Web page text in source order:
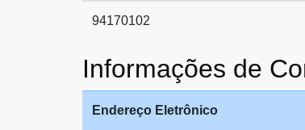
94170102
Informações de
Endereço Eletrônico